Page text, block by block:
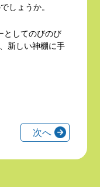
しょうか。
としてのびのび
新しい神棚に手
次へ